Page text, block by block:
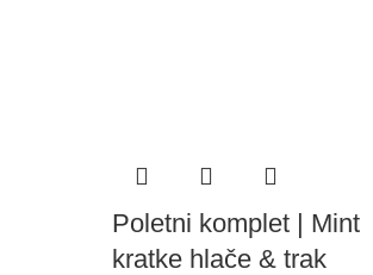
Poletni komplet | Mint
kratke hlače & trak